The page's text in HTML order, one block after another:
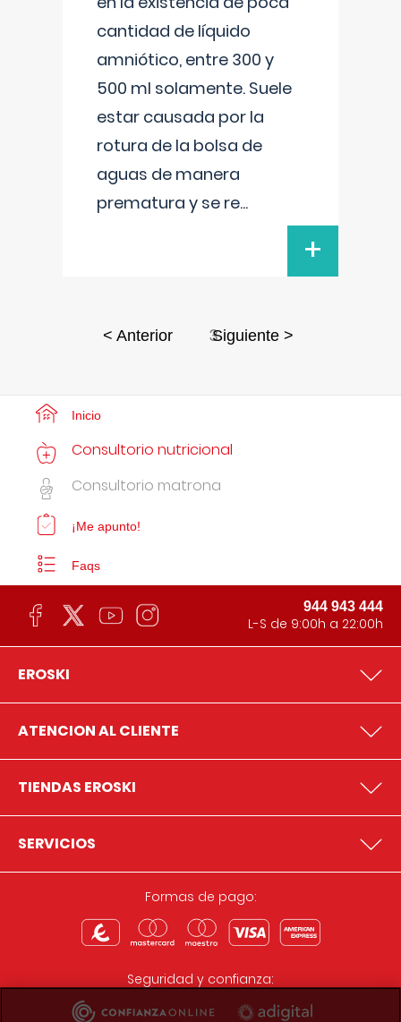
cantidad de líquido
amniótico, entre 300 y
500 ml solamente. Suele
estar causada por la
rotura de la bolsa de
aguas de manera
prematura y se re...
+
< Anterior 3Siguiente >
Inicio
Consultorio nutricional
Consultorio matrona
¡Me apunto!
Faqs
944 943 444
L-S de 9:00h a 22:00h
EROSKI
ATENCION AL CLIENTE
TIENDAS EROSKI
SERVICIOS
Formas de pago:
Seguridad y confianza: